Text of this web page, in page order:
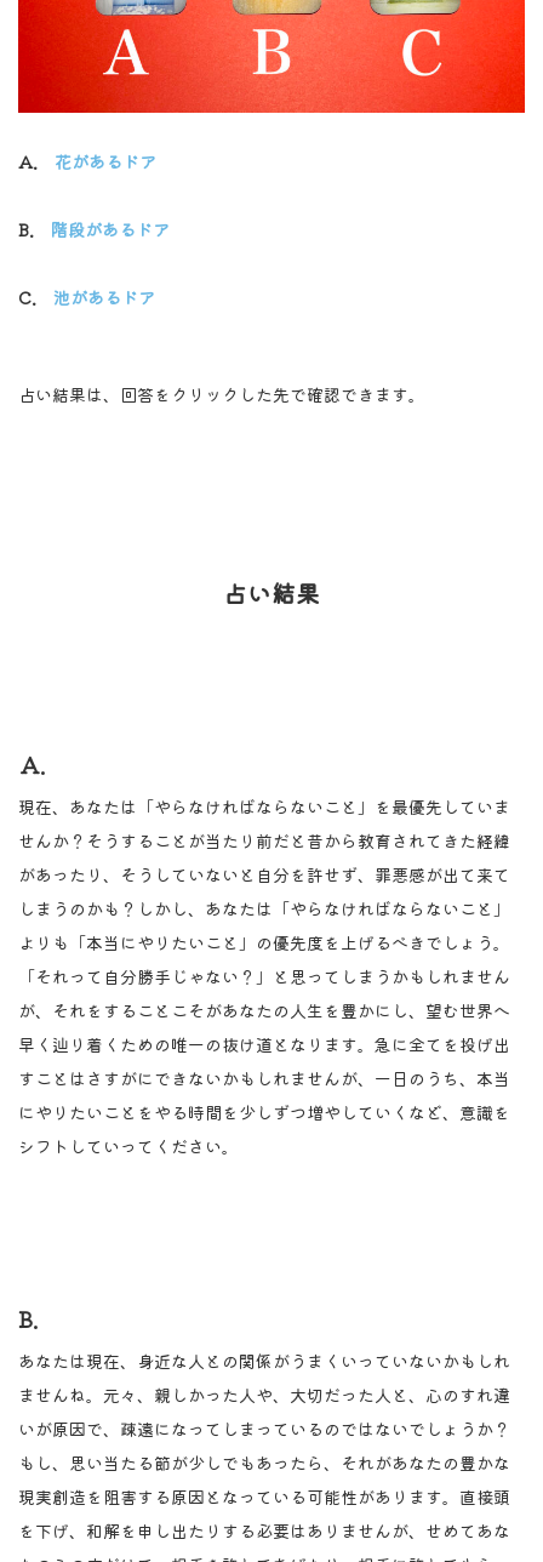
A. 花があるドア
B. 階段があるドア
C. 池があるドア
占い結果は、回答をクリックした先で確認できます。
占い結果
Ａ.
現在、あなたは「やらなければならないこと」を最優先していま
せんか？そうすることが当たり前だと昔から教育されてきた経緯
があったり、そうしていないと自分を許せず、罪悪感が出て来て
しまうのかも？しかし、あなたは「やらなければならないこと」
よりも「本当にやりたいこと」の優先度を上げるべきでしょう。
「それって自分勝手じゃない？」と思ってしまうかもしれません
が、それをすることこそがあなたの人生を豊かにし、望む世界へ
早く辿り着くための唯一の抜け道となります。急に全てを投げ出
すことはさすがにできないかもしれませんが、一日のうち、本当
にやりたいことをやる時間を少しずつ増やしていくなど、意識を
シフトしていってください。
B.
あなたは現在、身近な人との関係がうまくいっていないかもしれ
ませんね。元々、親しかった人や、大切だった人と、心のすれ違
いが原因で、疎遠になってしまっているのではないでしょうか？
もし、思い当たる節が少しでもあったら、それがあなたの豊かな
現実創造を阻害する原因となっている可能性があります。直接頭
を下げ、和解を申し出たりする必要はありませんが、せめてあな